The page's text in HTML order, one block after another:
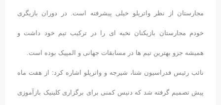
مجارستان از نظر واترپلو خیلی پیشرفته است. در دوران بازیگری
خودم مجارستان بازیکنان نخبه ای را در ترکیب تیم خود داشت و
همیشه جزو بهترین تیم ها در مسابقات جهانی و المپیک بوده است.
نائب رئیس فدراسیون شنا، شیرجه و واترپلو اشاره کرد: از هفت ماه
پیش تصمیم گرفته شد که دنیس کمنی برای برگزاری کلینیک بازآموزی